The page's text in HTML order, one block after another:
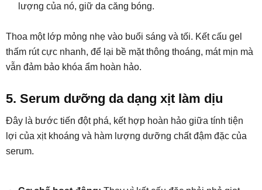
lượng của nó, giữ da căng bóng.
Thoa một lớp mỏng nhẹ vào buổi sáng và tối. Kết cấu gel
thấm rút cực nhanh, để lại bề mặt thông thoáng, mát mịn mà
vẫn đảm bảo khóa ẩm hoàn hảo.
5. Serum dưỡng da dạng xịt làm dịu
Đây là bước tiến đột phá, kết hợp hoàn hảo giữa tính tiện
lợi của xịt khoáng và hàm lượng dưỡng chất đậm đặc của
serum.